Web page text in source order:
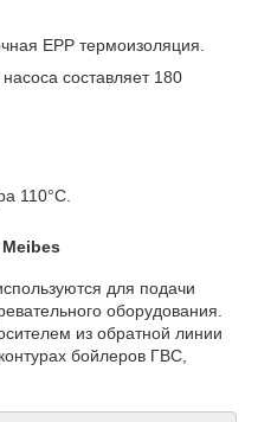
для подачи
оборудования.
из обратной линии
бойлеров ГВС,
EPP термоизоляция.
составляет 180
110°C.